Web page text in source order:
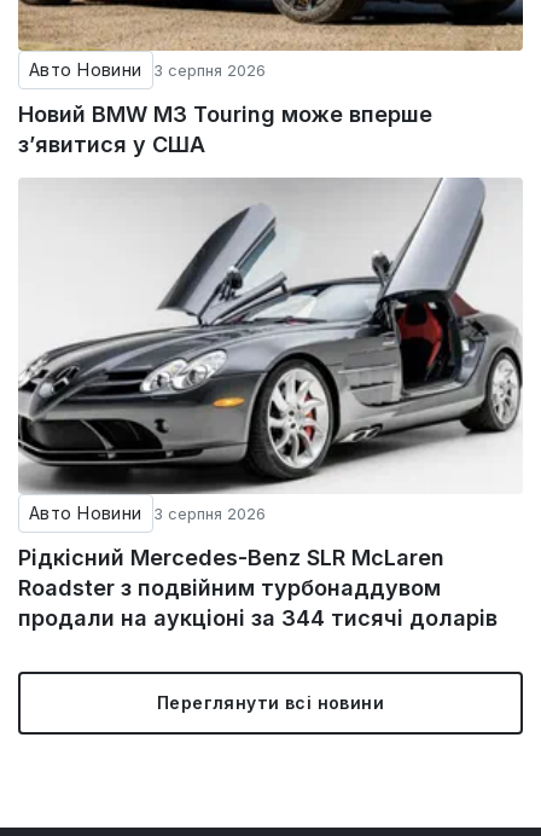
Авто Новини 3 серпня 2026
Новий BMW M3 Touring може вперше
з’явитися у США
Авто Новини 3 серпня 2026
Рідкісний Mercedes-Benz SLR McLaren
Roadster з подвійним турбонаддувом
продали на аукціоні за 344 тисячі доларів
Переглянути всі новини